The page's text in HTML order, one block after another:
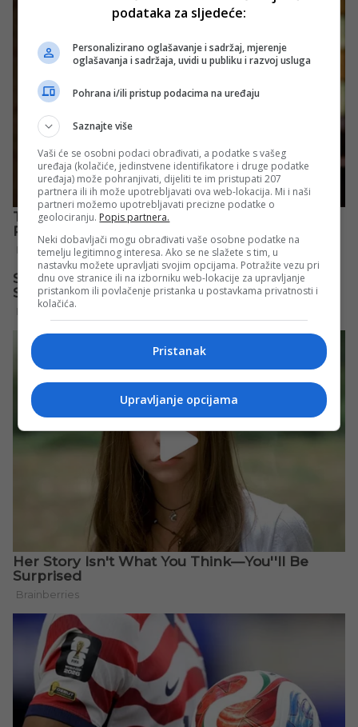
podataka za sljedeće:
Personalizirano oglašavanje i sadržaj, mjerenje
oglašavanja i sadržaja, uvidi u publiku i razvoj usluga
Pohrana i/ili pristup podacima na uređaju
Saznajte više
Vaši će se osobni podaci obrađivati, a podatke s vašeg
uređaja (kolačiće, jedinstvene identifikatore i druge podatke
uređaja) može pohranjivati, dijeliti te im pristupati 207
partnera ili ih može upotrebljavati ova web-lokacija. Mi i naši
partneri možemo upotrebljavati precizne podatke o
geolociranju. Popis partnera.
Neki dobavljači mogu obrađivati vaše osobne podatke na
temelju legitimnog interesa. Ako se ne slažete s tim, u
nastavku možete upravljati svojim opcijama. Potražite vezu pri
dnu ove stranice ili na izborniku web-lokacije za upravljanje
pristankom ili povlačenje pristanka u postavkama privatnosti i
kolačića.
Pristanak
Upravljanje opcijama